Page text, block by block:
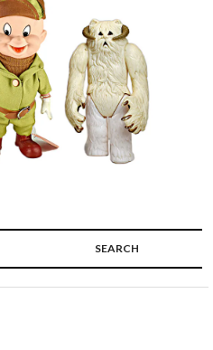
SEARCH